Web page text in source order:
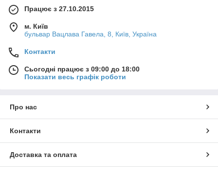
Працює з 27.10.2015
м. Київ
бульвар Вацлава Гавела, 8, Київ, Україна
Контакти
Сьогодні працює з 09:00 до 18:00
Показати весь графік роботи
Про нас
Контакти
Доставка та оплата